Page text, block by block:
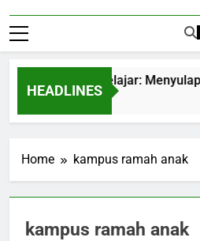
HEADLINES
Pelajar: Menyulap
Ago
Home kampus ramah anak
kampus ramah anak